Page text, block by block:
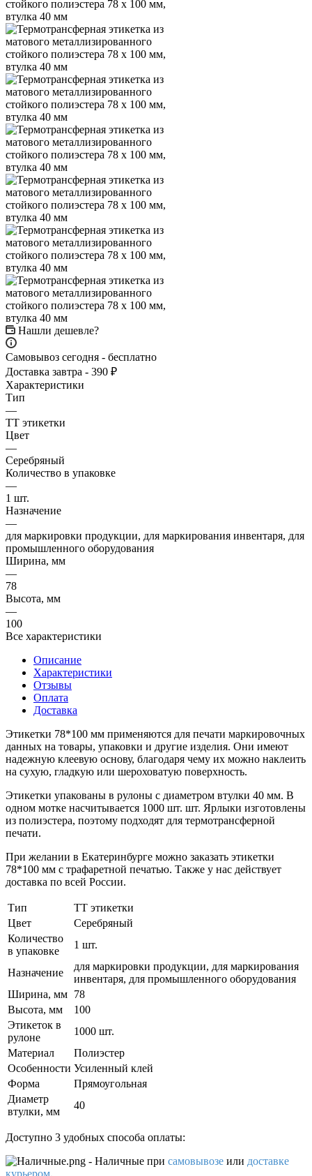
Нашли дешевле?
Самовывоз сегодня - бесплатно
Доставка завтра - 390 ₽
Характеристики
Тип
—
ТТ этикетки
Цвет
—
Серебряный
Количество в упаковке
—
1 шт.
Назначение
—
для маркировки продукции, для маркирования инвентаря, для
промышленного оборудования
Ширина, мм
—
78
Высота, мм
—
100
Все характеристики
Описание
Характеристики
Отзывы
Оплата
Доставка
Этикетки 78*100 мм применяются для печати маркировочных
данных на товары, упаковки и другие изделия. Они имеют
надежную клеевую основу, благодаря чему их можно наклеить
на сухую, гладкую или шероховатую поверхность.
Этикетки упакованы в рулоны с диаметром втулки 40 мм. В
одном мотке насчитывается 1000 шт. шт. Ярлыки изготовлены
из полиэстера, поэтому подходят для термотрансферной
печати.
При желании в Екатеринбурге можно заказать этикетки
78*100 мм с трафаретной печатью. Также у нас действует
доставка по всей России.
Тип
ТТ этикетки
Цвет
Серебряный
Количество
в упаковке
1 шт.
Назначение
для маркировки продукции, для маркирования
инвентаря, для промышленного оборудования
Ширина, мм 78
Высота, мм
100
Этикеток в
рулоне
1000 шт.
Материал
Полиэстер
Особенности Усиленный клей
Форма
Прямоугольная
Диаметр
втулки, мм
40
Доступно 3 удобных способа оплаты:
- Наличные при самовывозе или доставке
курьером.